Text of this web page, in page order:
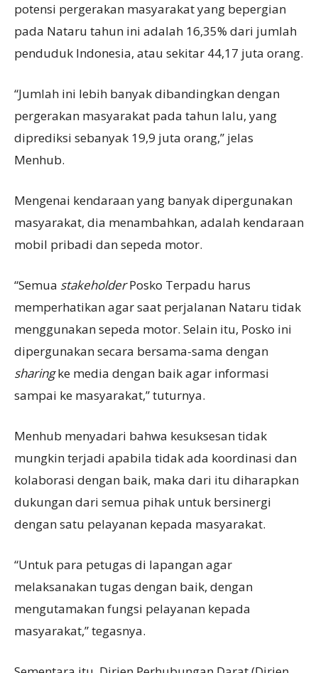
potensi pergerakan masyarakat yang bepergian
pada Nataru tahun ini adalah 16,35% dari jumlah
penduduk Indonesia, atau sekitar 44,17 juta orang.
“Jumlah ini lebih banyak dibandingkan dengan
pergerakan masyarakat pada tahun lalu, yang
diprediksi sebanyak 19,9 juta orang,” jelas
Menhub.
Mengenai kendaraan yang banyak dipergunakan
masyarakat, dia menambahkan, adalah kendaraan
mobil pribadi dan sepeda motor.
“Semua stakeholderPosko Terpadu harus
memperhatikan agar saat perjalanan Nataru tidak
menggunakan sepeda motor. Selain itu, Posko ini
dipergunakan secara bersama-sama dengan
sharingke media dengan baik agar informasi
sampai ke masyarakat,” tuturnya.
Menhub menyadari bahwa kesuksesan tidak
mungkin terjadi apabila tidak ada koordinasi dan
kolaborasi dengan baik, maka dari itu diharapkan
dukungan dari semua pihak untuk bersinergi
dengan satu pelayanan kepada masyarakat.
“Untuk para petugas di lapangan agar
melaksanakan tugas dengan baik, dengan
mengutamakan fungsi pelayanan kepada
masyarakat,” tegasnya.